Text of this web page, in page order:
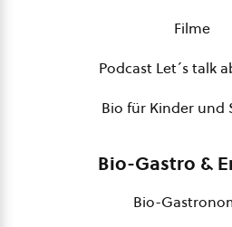
Filme
Podcast Let´s talk
Bio für Kinder und
Bio-Gastro &
Bio-